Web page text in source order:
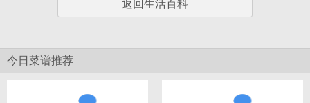
返回生活百科
今日菜谱推荐